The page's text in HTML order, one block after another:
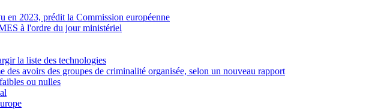
en 2023, prédit la Commission européenne
à l'ordre du jour ministériel
la liste des technologies
avoirs des groupes de criminalité organisée, selon un nouveau rapport
ou nulles